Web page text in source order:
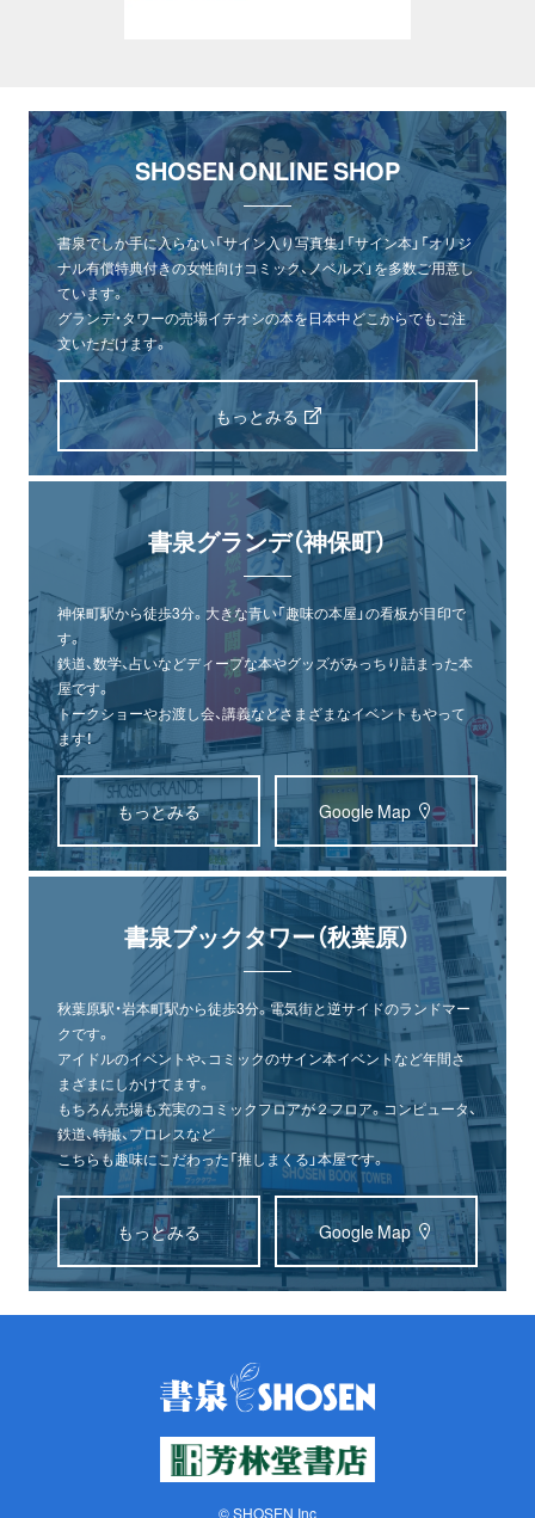
SHOSEN ONLINE SHOP
書泉でしか手に入らない「サイン入り写真集」「サイン本」「オリジ
ナル有償特典付きの女性向けコミック、ノベルズ」を多数ご用意し
ています。
グランデ・タワーの売場イチオシの本を日本中どこからでもご注
文いただけます。
もっとみる
書泉グランデ（神保町）
神保町駅から徒歩3分。大きな青い「趣味の本屋」の看板が目印で
す。
鉄道、数学、占いなどディープな本やグッズがみっちり詰まった本
屋です。
トークショーやお渡し会、講義などさまざまなイベントもやって
ます！
もっとみる Google Map
書泉ブックタワー（秋葉原）
秋葉原駅・岩本町駅から徒歩3分。電気街と逆サイドのランドマー
クです。
アイドルのイベントや、コミックのサイン本イベントなど年間さ
まざまにしかけてます。
もちろん売場も充実のコミックフロアが２フロア。コンピュータ、
鉄道、特撮、プロレスなど
こちらも趣味にこだわった「推しまくる」本屋です。
もっとみる Google Map
© SHOSEN Inc